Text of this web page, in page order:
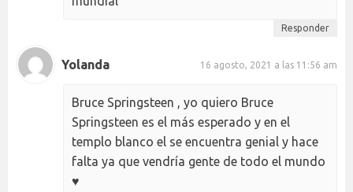
Responder
Yolanda 16 agosto, 2021 a las 11:56 am
Bruce Springsteen , yo quiero Bruce
Springsteen es el más esperado y en el
templo blanco el se encuentra genial y hace
falta ya que vendría gente de todo el mundo
♥️